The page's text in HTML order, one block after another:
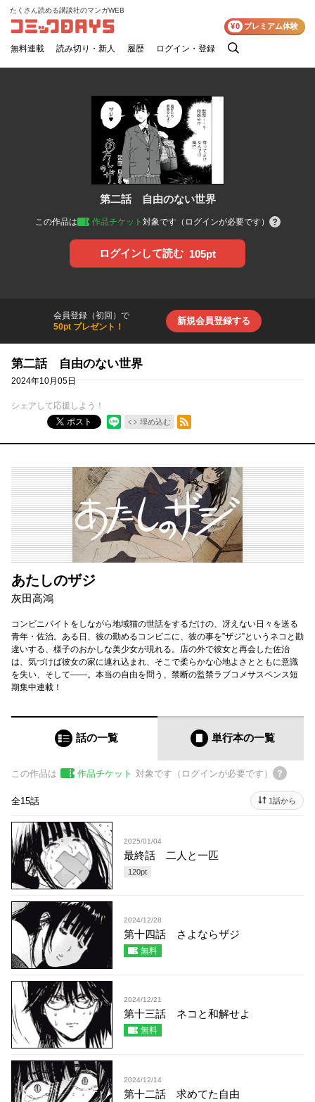
コミックDAYS
たくさん読める講談社のマンガWEB
無料連載 読み切り・新人 履歴 ログイン・登録
検
¥0 プレミアム体験
第二話 自由のない世界
この作品は 作品チケット 対象です（ログインが必要です）
ログインして読む 105pt
会員登録（初回）で
50pt プレゼント！
新規会員登録する
第二話 自由のない世界
2024年10月05日
シェアして応援しよう！
ポスト
埋め込む
RSSフィード
あたしのザジ
灰田高鴻
コンビニバイトをしながら地域猫の世話をするだけの、冴えない日々を送る
青年・佐治。ある日、彼の勤めるコンビニに、彼の事を”ザジ”というネコと勘
違いする、様子のおかしな美少女が現れる。店の外で彼女と再会した佐治
は、気づけば彼女の家に連れ込まれ、そこで柔らかな心地よさとともに意識
を失い、そして――。本当の自由を問う、禁断の監禁ラブコメサスペンス短
期集中連載！
話の一覧 単行本の一覧
この作品は 作品チケット 対象です（ログインが必要です）
全15話 1話から
2025/01/04
最終話 二人と一匹
120pt
2024/12/28
第十四話 さよならザジ
無料
2024/12/21
第十三話 ネコと和解せよ
無料
2024/12/14
第十二話 求めてた自由